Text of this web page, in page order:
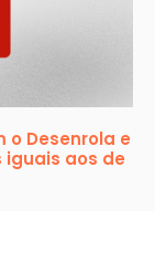
o Desenrola e
aos de